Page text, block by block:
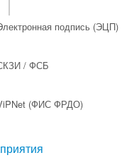
подпись (ЭЦП)
/ ФСБ
(ФИС ФРДО)